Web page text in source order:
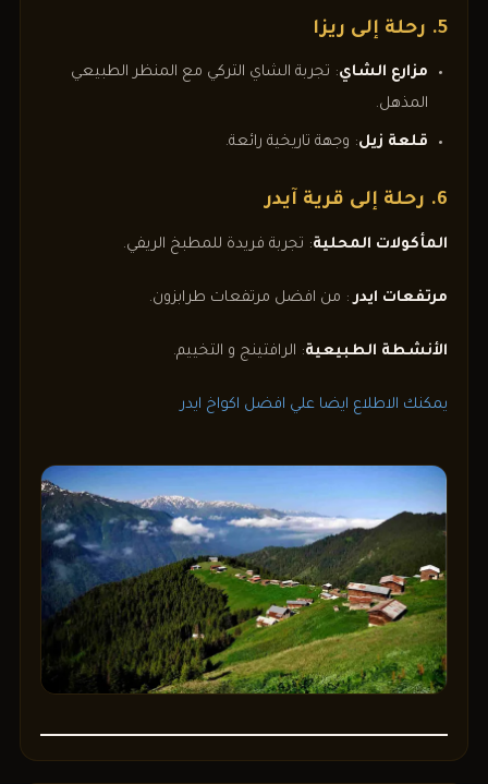
5. رحلة إلى ريزا
مزارع الشاي: تجربة الشاي التركي مع المنظر الطبيعي
المذهل.
قلعة زيل: وجهة تاريخية رائعة.
6. رحلة إلى قرية آيدر
المأكولات المحلية: تجربة فريدة للمطبخ الريفي.
مرتفعات ايدر: من افضل مرتفعات طرابزون.
الأنشطة الطبيعية: الرافتينج و التخييم.
يمكنك الاطلاع ايضا علي افضل اكواخ ايدر